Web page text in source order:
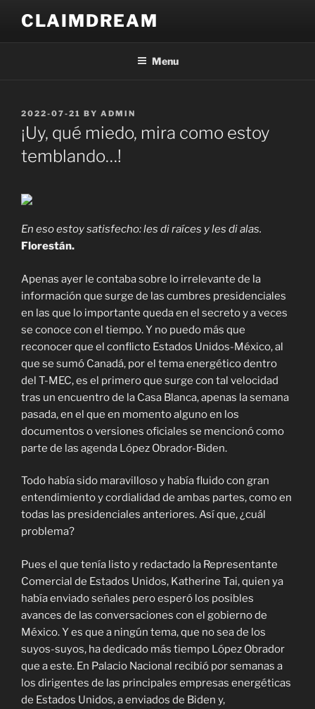
content
CLAIMDREAM
Menu
POSTED
ON
2022-07-21 BY ADMIN
¡Uy, qué miedo, mira como estoy
temblando…!
En eso estoy satisfecho: les di raíces y les di alas.
Florestán.
Apenas ayer le contaba sobre lo irrelevante de la
información que surge de las cumbres presidenciales
en las que lo importante queda en el secreto y a veces
se conoce con el tiempo. Y no puedo más que
reconocer que el conflicto Estados Unidos-México, al
que se sumó Canadá, por el tema energético dentro
del T-MEC, es el primero que surge con tal velocidad
tras un encuentro de la Casa Blanca, apenas la semana
pasada, en el que en momento alguno en los
documentos o versiones oficiales se mencionó como
parte de las agenda López Obrador-Biden.
Todo había sido maravilloso y había fluido con gran
entendimiento y cordialidad de ambas partes, como en
todas las presidenciales anteriores. Así que, ¿cuál
problema?
Pues el que tenía listo y redactado la Representante
Comercial de Estados Unidos, Katherine Tai, quien ya
había enviado señales pero esperó los posibles
avances de las conversaciones con el gobierno de
México. Y es que a ningún tema, que no sea de los
suyos-suyos, ha dedicado más tiempo López Obrador
que a este. En Palacio Nacional recibió por semanas a
los dirigentes de las principales empresas energéticas
de Estados Unidos, a enviados de Biden y,